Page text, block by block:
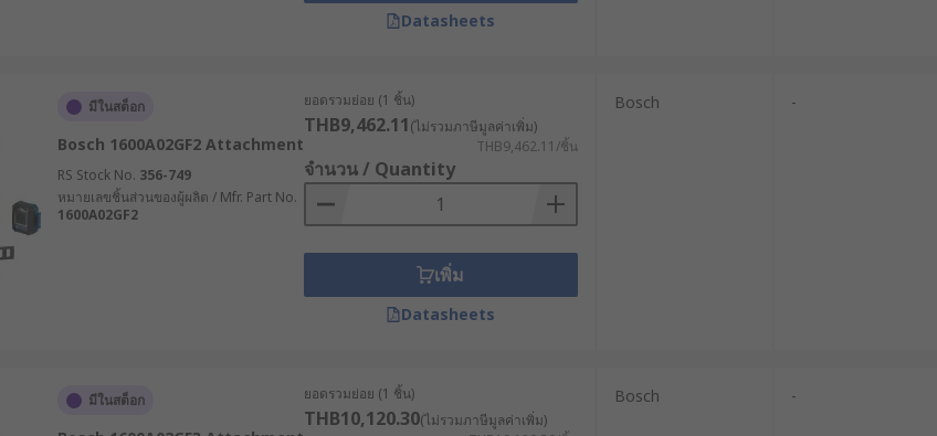
Datasheets
มีในสต็อก
Bosch 1600A02GF2 Attachment
RS Stock No. 356-749
หมายเลขชิ้นส่วนของผู้ผลิต / Mfr. Part No.
1600A02GF2
ยอดรวมย่อย (1 ชิ้น)
THB9,462.11(ไม่รวมภาษีมูลค่าเพิ่ม)
THB9,462.11/ชิ้น
จำนวน / Quantity
เพิ่ม
Datasheets
Bosch -
มีในสต็อก ยอดรวมย่อย (1 ชิ้น)
THB10,120.30(ไม่รวมภาษีมูลค่าเพิ่ม)
Bosch -